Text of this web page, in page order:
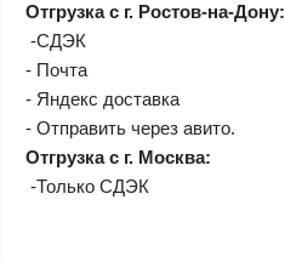
Отгрузка с г. Ростов-на-Дону:
-СДЭК
- Почта
- Яндекс доставка
- Отправить через авито.
Отгрузка с г. Москва:
-Только СДЭК